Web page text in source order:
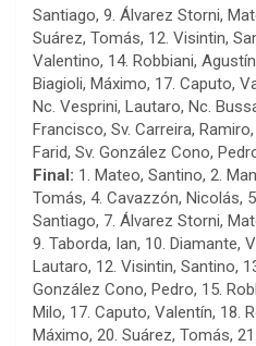
Santiago, 9. Álvarez Storni,
Suárez, Tomás, 12. Visintin,
Valentino, 14. Robbiani,
Biagioli, Máximo, 17. Caputo,
Nc. Vesprini, Lautaro, Nc.
Francisco, Sv. Carreira,
Farid, Sv. González Cono,
Final: 1. Mateo, Santino, 2.
Tomás, 4. Cavazzón, Nicolás,
Santiago, 7. Álvarez Storni,
9. Taborda, Ian, 10. Diamante,
Lautaro, 12. Visintin, Santino,
González Cono, Pedro, 15.
Milo, 17. Caputo, Valentín, 18.
Máximo, 20. Suárez, Tomás,